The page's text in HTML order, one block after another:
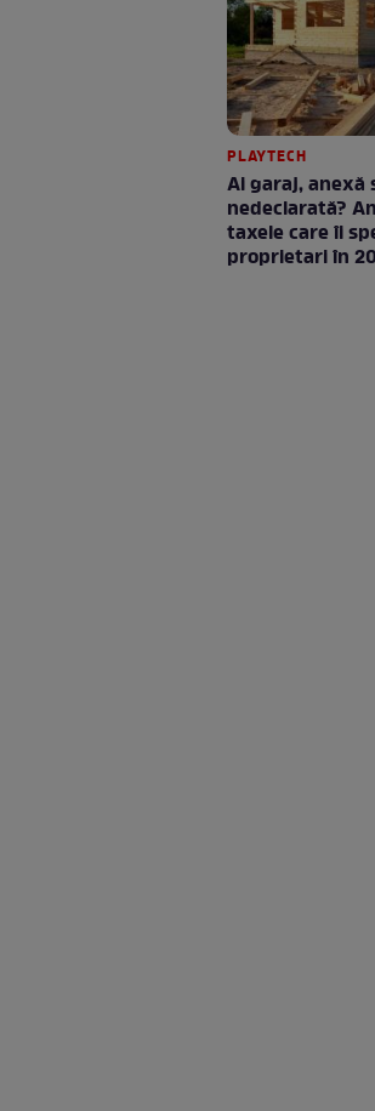
PLAYTECH
Ai garaj, anexă
nedeclarată?
taxele care îi
proprietari în